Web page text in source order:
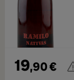
19,90€